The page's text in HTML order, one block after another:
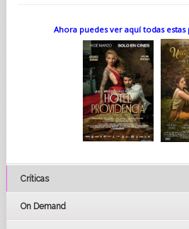
Ahora puedes ver aquí todas
Críticas
On Demand